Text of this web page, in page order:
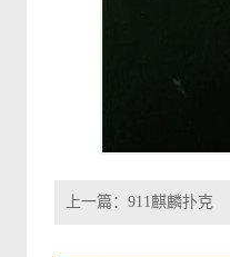
上一篇： 911麒麟扑克